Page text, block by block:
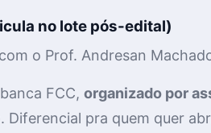
no lote pós-edital)
com o Prof. Andresan
FCC, organizado por
pra quem quer